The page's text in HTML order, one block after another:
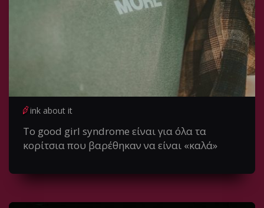
ink about it
Το good girl syndrome είναι για όλα τα
κορίτσια που βαρέθηκαν να είναι «καλά»